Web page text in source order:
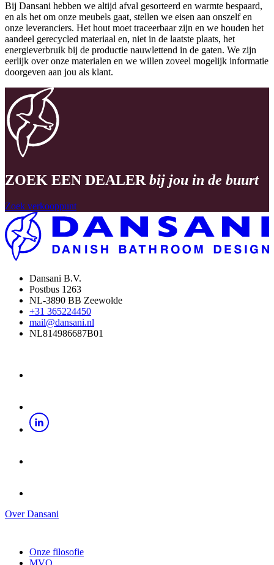
Bij Dansani hebben we altijd afval gesorteerd en warmte bespaard,
en als het om onze meubels gaat, stellen we eisen aan onszelf en
onze leveranciers. Het hout moet traceerbaar zijn en we houden het
aandeel gerecycled materiaal en, niet in de laatste plaats, het
energieverbruik bij de productie nauwlettend in de gaten. We zijn
eerlijk over onze materialen en we willen zoveel mogelijk informatie
doorgeven aan jou als klant.
ZOEK EEN DEALER bij jou in de buurt
Zoek verkooppunt
Dansani B.V.
Postbus 1263
NL-3890 BB Zeewolde
+31 365224450
mail@dansani.nl
NL814986687B01
Over Dansani
Onze filosofie
MVO